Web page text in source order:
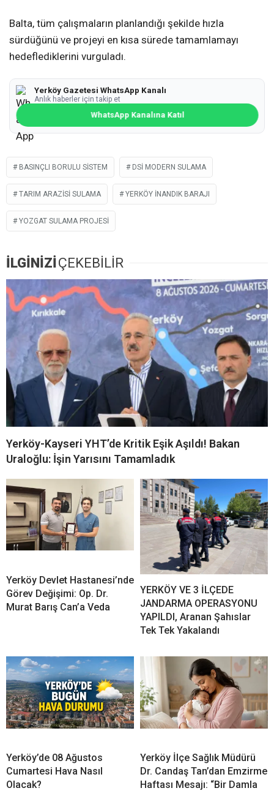
Balta, tüm çalışmaların planlandığı şekilde hızla
sürdüğünü ve projeyi en kısa sürede tamamlamayı
hedeflediklerini vurguladı.
Yerköy Gazetesi WhatsApp Kanalı
Anlık haberler için takip et
WhatsApp Kanalına Katıl
BASINÇLI BORULU SISTEM DSİ MODERN SULAMA
TARIM ARAZISI SULAMA YERKÖY İNANDIK BARAJI
YOZGAT SULAMA PROJESI
İLGİNİZİÇEKEBİLİR
Yerköy-Kayseri YHT’de Kritik Eşik Aşıldı! Bakan
Uraloğlu: İşin Yarısını Tamamladık
Yerköy Devlet Hastanesi’nde
Görev Değişimi: Op. Dr.
Murat Barış Can’a Veda
YERKÖY VE 3 İLÇEDE
JANDARMA OPERASYONU
YAPILDI, Aranan Şahıslar
Tek Tek Yakalandı
Yerköy’de 08 Ağustos
Cumartesi Hava Nasıl
Olacak?
Yerköy İlçe Sağlık Müdürü
Dr. Candaş Tan’dan Emzirme
Haftası Mesajı: “Bir Damla